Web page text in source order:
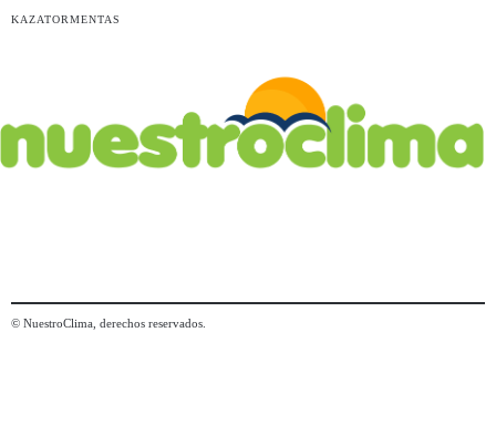
KAZATORMENTAS
© NuestroClima, derechos reservados.